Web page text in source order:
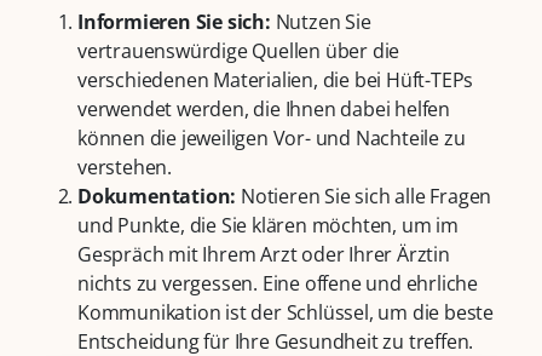
Informieren Sie sich: Nutzen Sie
vertrauenswürdige Quellen über die
verschiedenen Materialien, die bei Hüft-TEPs
verwendet werden, die Ihnen dabei helfen
können die jeweiligen Vor- und Nachteile zu
verstehen.
Dokumentation: Notieren Sie sich alle Fragen
und Punkte, die Sie klären möchten, um im
Gespräch mit Ihrem Arzt oder Ihrer Ärztin
nichts zu vergessen. Eine offene und ehrliche
Kommunikation ist der Schlüssel, um die beste
Entscheidung für Ihre Gesundheit zu treffen.